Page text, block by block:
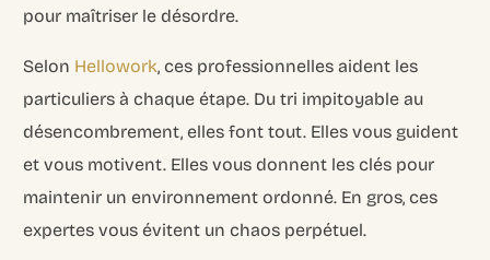
pour maîtriser le désordre.
Selon Hellowork, ces professionnelles aident les
particuliers à chaque étape. Du tri impitoyable au
désencombrement, elles font tout. Elles vous guident
et vous motivent. Elles vous donnent les clés pour
maintenir un environnement ordonné. En gros, ces
expertes vous évitent un chaos perpétuel.